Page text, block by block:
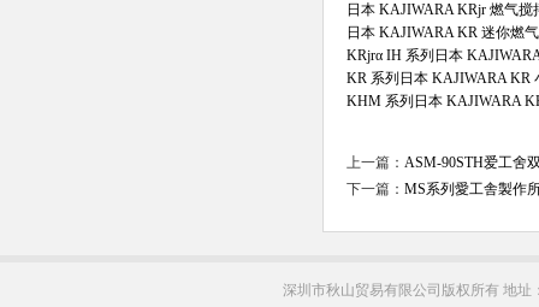
日本 KAJIWARA KRjr 燃气搅
日本 KAJIWARA KR 迷你燃
KRjrα IH 系列日本
KR 系列日本 KAJIWARA KR
KHM 系列日本 KAJIWARA
上一篇： ASM-90STH爱工舍
下一篇： MS系列愛工舎製作
深圳市秋山贸易有限公司版权所有 地址